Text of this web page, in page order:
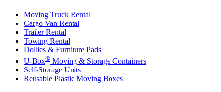
Moving Truck Rental
Cargo Van Rental
Trailer Rental
Towing Rental
Dollies & Furniture Pads
U-Box® Moving & Storage Containers
Self-Storage Units
Reusable Plastic Moving Boxes